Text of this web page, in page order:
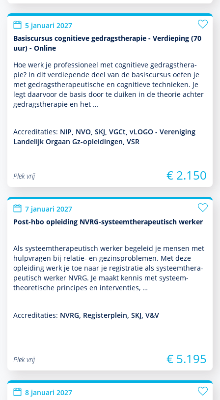
5 januari 2027
Basiscursus cognitieve gedragstherapie - Verdieping (70
uur) - Online
Hoe werk je professioneel met cogni­tieve gedrags­thera­
pie? In dit ver­die­pende deel van de basis­cursus oefen je
met gedrags­thera­peu­tische en cogni­tieve tech­nieken. Je
legt daarvoor de basis door te duiken in de theorie achter
gedrags­thera­pie en het …
Accreditaties: NIP, NVO, SKJ, VGCt, vLOGO - Vereniging
Landelijk Orgaan Gz-opleidingen, VSR
Plek vrij € 2.150
7 januari 2027
Post-hbo opleiding NVRG-systeemtherapeutisch werker
Als systeem­thera­peutisch werker bege­leid je mensen met
hulp­vragen bij relatie- en gezinspro­ble­men. Met deze
opleiding werk je toe naar je registratie als systeem­thera­
peutisch werker NVRG. Je maakt kennis met systeem­
theore­tische principes en inter­venties, …
Accreditaties: NVRG, Registerplein, SKJ, V&V
Plek vrij € 5.195
8 januari 2027